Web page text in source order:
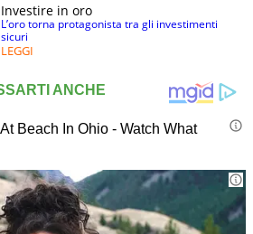
Investire in oro
L’oro torna protagonista tra gli investimenti
sicuri
LEGGI